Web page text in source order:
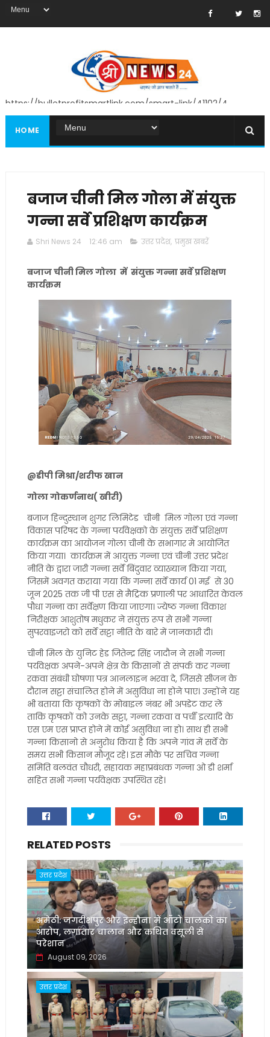
https://bulletprofitsmartlink.com/smart-link/41102/4
HOME
बजाज चीनी मिल गोला में संयुक्त
गन्ना सर्वे प्रशिक्षण कार्यक्रम
Shri News 24 12:46 am उत्तर प्रदेश, प्रमुख खबरें
बजाज चीनी मिल गोला में संयुक्त गन्ना सर्वे प्रशिक्षण
कार्यक्रम
@डीपी मिश्रा/शरीफ खान
गोला गोकर्णनाथ( खीरी)
बजाज हिन्दुस्थान शुगर लिमिटेड चीनी मिल गोला एवं गन्ना
विकास परिषद के गन्ना पर्यवेक्षको के संयुक्त सर्वे प्रशिक्षण
कार्यक्रम का आयोजन गोला चीनी के सभागार मे आयोजित
किया गया। कार्यक्रम में आयुक्त गन्ना एवं चीनी उत्तर प्रदेश
नीति के द्वारा जारी गन्ना सर्वे बिंदुवार व्याख्यान किया गया,
जिसमें अवगत कराया गया कि गन्ना सर्वे कार्य 01 मई से 30
जून 2025 तक जी पी एस से मैट्रिक प्रणाली पर आधारित केवल
पौधा गन्ना का सर्वेक्षण किया जाएगा। ज्येष्ठ गन्ना विकाश
निरीक्षक आशुतोष मधुकर ने संयुक्त रूप से सभी गन्ना
सुपरवाइजरो को सर्वे सट्टा नीति के बारे में जानकारी दी।
चीनी मिल के युनिट हेड जितेन्द्र सिंह जादौन ने सभी गन्ना
पर्यवेक्षक अपने-अपने क्षेत्र के किसानों से संपर्क कर गन्ना
रकवा संबंधी घोषणा पत्र आनलाइन भरवा दे, जिससे सीजन के
दौरान सट्टा संचालित होने में असुविधा ना होने पाए। उन्होंने यह
भी बताया कि कृषकों के मोबाइल नंबर भी अपडेट कर लें
ताकि कृषकों को उनके सट्टा, गन्ना रकवा व पर्ची इत्यादि के
एस एम एस प्राप्त होने में कोई असुविधा ना हो। साथ ही सभी
गन्ना किसानो से अनुरोध किया है कि अपने गांव में सर्वे के
समय सभी किसान मौजूद रहे। इस मौके पर सचिव गन्ना
समिति बलवंत चौधरी, सहायक महाप्रबंधक गन्ना ओ डी शर्मा
सहित सभी गन्ना पर्यवेक्षक उपस्थित रहे।
RELATED POSTS
उत्तर प्रदेश
अमेठी: जगदीशपुर और इन्हौना में ऑटो चालकों का
आरोप, लगातार चालान और कथित वसूली से
परेशान
August 09, 2026
उत्तर प्रदेश